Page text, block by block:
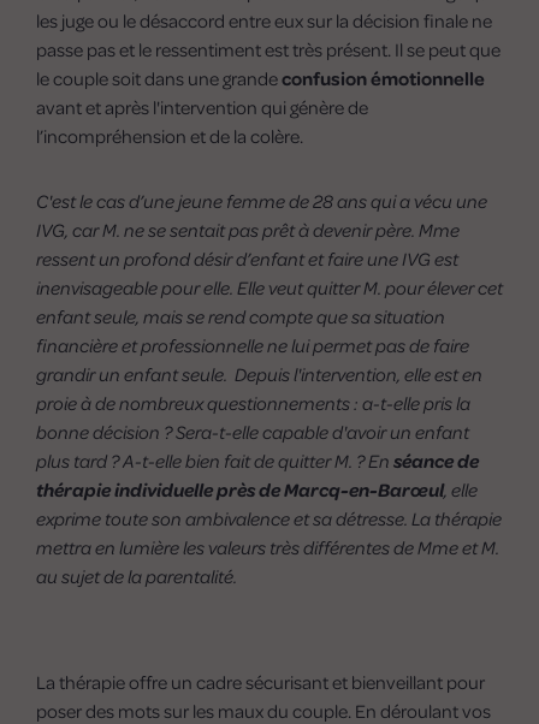
les juge ou le désaccord entre eux sur la décision finale ne
passe pas et le ressentiment est très présent. Il se peut que
le couple soit dans une grandeconfusion émotionnelle
avant et après l'intervention qui génère de
l’incompréhension et de la colère.
C'est le cas d’une jeune femme de 28 ans qui a vécu une
IVG, car M. ne se sentait pas prêt à devenir père. Mme
ressent un profond désir d’enfant et faire une IVG est
inenvisageable pour elle. Elle veut quitter M. pour élever cet
enfant seule, mais se rend compte que sa situation
financière et professionnelle ne lui permet pas de faire
grandir un enfant seule. Depuis l'intervention, elle est en
proie à de nombreux questionnements : a-t-elle pris la
bonne décision ? Sera-t-elle capable d'avoir un enfant
plus tard ? A-t-elle bien fait de quitter M. ? En séance de
thérapie individuelle près de Marcq-en-Barœul, elle
exprime toute son ambivalence et sa détresse. La thérapie
mettra en lumière les valeurs très différentes de Mme et M.
au sujet de la parentalité.
La thérapie offre un cadre sécurisant et bienveillant pour
poser des mots sur les maux du couple. En déroulant vos